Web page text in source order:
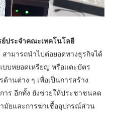
ประจำคณะเทคโนโลยี
ามารถนำไปต่อยอดทางธุรกิจได้
บบหยอดเหรียญ หรือแตะบัตร
านต่าง ๆ เพื่อเป็นการสร้าง
าร อีกทั้ง ยังช่วยให้ประชาชนลด
มัยและการฆ่าเชื้ออุปกรณ์ส่วน